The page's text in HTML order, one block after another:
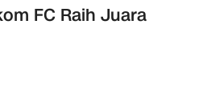
FC Raih Juara